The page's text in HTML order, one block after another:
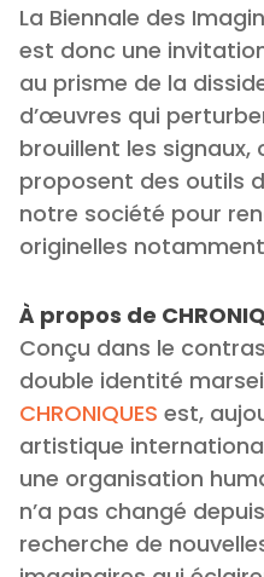
La Biennale des
est donc une
au prisme de la
d’œuvres qui
brouillent les
proposent des outils
notre société pour
originelles
À propos de
Conçu dans le
double identité
CHRONIQUES est,
artistique
une organisation
n’a pas changé
recherche de